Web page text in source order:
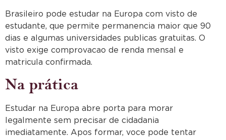
Brasileiro pode estudar na Europa com visto de
estudante, que permite permanencia maior que 90
dias e algumas universidades publicas gratuitas. O
visto exige comprovacao de renda mensal e
matricula confirmada.
Na prática
Estudar na Europa abre porta para morar
legalmente sem precisar de cidadania
imediatamente. Apos formar, voce pode tentar